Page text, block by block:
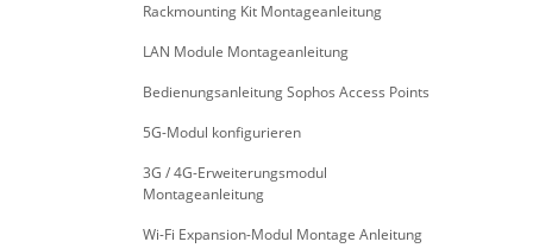
Rackmounting Kit Montageanleitung
LAN Module Montageanleitung
Bedienungsanleitung Sophos Access Points
5G-Modul konfigurieren
3G / 4G-Erweiterungsmodul
Montageanleitung
Wi-Fi Expansion-Modul Montage Anleitung